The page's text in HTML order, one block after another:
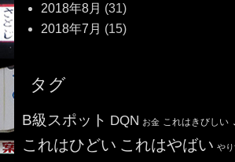
2018年8月 (31)
2018年7月 (15)
タグ
B級スポット DQN お金 これはきびしい
これはひどい これはやばい や